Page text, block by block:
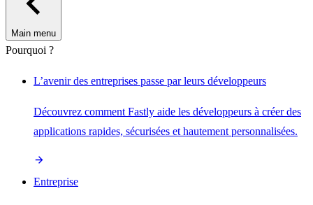
Main menu
Pourquoi ?
L’avenir des entreprises passe par leurs développeurs
Découvrez comment Fastly aide les développeurs à créer des
applications rapides, sécurisées et hautement personnalisées.
Entreprise